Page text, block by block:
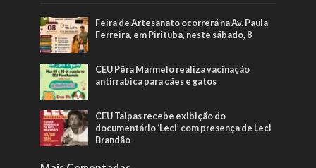
Feira de Artesanato ocorrerá na Av. Paula
Ferreira, em Pirituba, neste sábado, 8
CEU Pêra Marmelo realiza vacinação
antirrabica para cães e gatos
CEU Taipas recebe exibição do
documentário ‘Leci’ com presença de Leci
Brandão